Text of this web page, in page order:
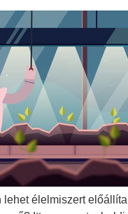
lehet élelmiszert